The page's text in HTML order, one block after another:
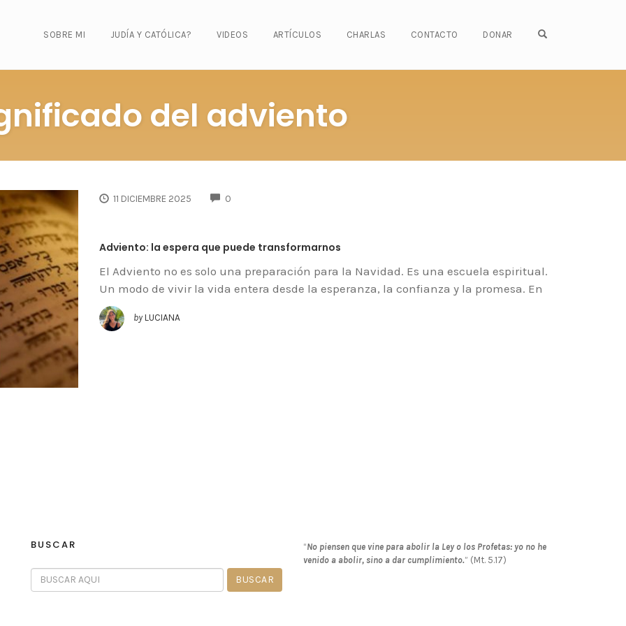
SOBRE MI JUDÍA Y CATÓLICA? VIDEOS ARTÍCULOS CHARLAS CONTACTO DONAR
del adviento
11 DICIEMBRE 2025 0
Adviento: la espera que puede transformarnos
El Adviento no es solo una preparación para la Navidad. Es una escuela espiritual.
Un modo de vivir la vida entera desde la esperanza, la confianza y la promesa. En
by LUCIANA
BUSCAR “No piensen que vine para abolir la Ley o los Profetas: yo no he
venido a abolir, sino a dar cumplimiento.” (Mt. 5.17)